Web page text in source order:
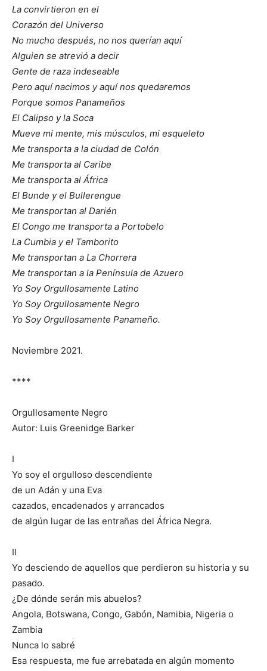
La convirtieron en el
Corazón del Universo
No mucho después, no nos querían aquí
Alguien se atrevió a decir
Gente de raza indeseable
Pero aquí nacimos y aquí nos quedaremos
Porque somos Panameños
El Calipso y la Soca
Mueve mi mente, mis músculos, mi esqueleto
Me transporta a la ciudad de Colón
Me transporta al Caribe
Me transporta al África
El Bunde y el Bullerengue
Me transportan al Darién
El Congo me transporta a Portobelo
La Cumbia y el Tamborito
Me transportan a La Chorrera
Me transportan a la Península de Azuero
Yo Soy Orgullosamente Latino
Yo Soy Orgullosamente Negro
Yo Soy Orgullosamente Panameño.
Noviembre 2021.
****
Orgullosamente Negro
Autor: Luis Greenidge Barker
I
Yo soy el orgulloso descendiente
de un Adán y una Eva
cazados, encadenados y arrancados
de algún lugar de las entrañas del África Negra.
II
Yo desciendo de aquellos que perdieron su historia y su
pasado.
¿De dónde serán mis abuelos?
Angola, Botswana, Congo, Gabón, Namibia, Nigeria o
Zambia
Nunca lo sabré
Esa respuesta, me fue arrebatada en algún momento